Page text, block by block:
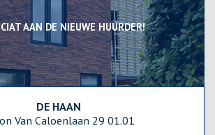
AAN DE NIEUWE HUURDER!
121 m² 2
DE HAAN
Van Caloenlaan 29 01.01